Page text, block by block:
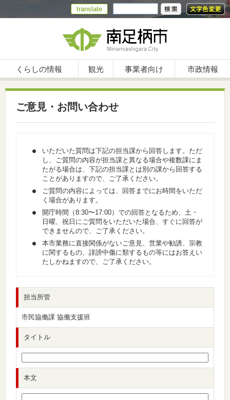
translate
くらしの情報 観光 事業者向け 市政情報
ご意見・お問い合わせ
いただいた質問は下記の担当課から回答します。ただ
し、ご質問の内容が担当課と異なる場合や複数課にま
たがる場合は、下記の担当課とは別の課から回答する
ことがありますので、ご了承ください。
ご質問の内容によっては、回答までにお時間をいただ
く場合があります。
開庁時間（8:30〜17:00）での回答となるため、土・
日曜、祝日にご質問をいただいた場合、すぐに回答が
できませんので、ご了承ください。
本市業務に直接関係がないご意見、営業や勧誘、宗教
に関するもの、誹謗中傷に類するもの等にはお答えい
たしかねますので、ご了承ください。
担当所管
市民協働課 協働支援班
タイトル
本文